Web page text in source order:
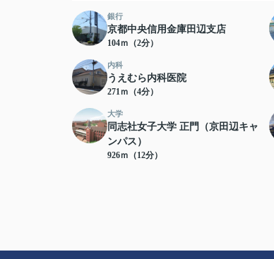
銀行
京都中央信用金庫田辺支店
104ｍ（2分）
内科
うえむら内科医院
271ｍ（4分）
大学
同志社女子大学 正門（京田辺キャ
ンパス）
926ｍ（12分）